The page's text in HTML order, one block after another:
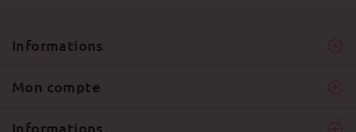
Informations
Mon compte
Informations